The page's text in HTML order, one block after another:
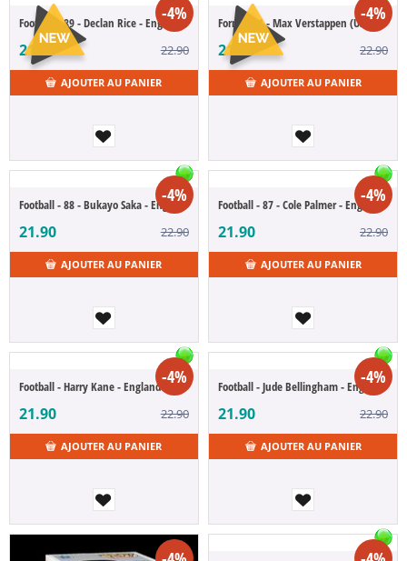
-4%
Football - 89 - Declan Rice - England (POP Figure)
21.90 22.90
AJOUTER AU PANIER
-4%
Formule 1 - Max Verstappen (USA Helmet) 9 cm (POP Figure)
21.90 22.90
AJOUTER AU PANIER
-4%
Football - 88 - Bukayo Saka - England (POP Figure)
21.90 22.90
AJOUTER AU PANIER
-4%
Football - 87 - Cole Palmer - England (POP Figure)
21.90 22.90
AJOUTER AU PANIER
-4%
Football - Harry Kane - England (POP Figure)
21.90 22.90
AJOUTER AU PANIER
-4%
Football - Jude Bellingham - England (POP Figure)
21.90 22.90
AJOUTER AU PANIER